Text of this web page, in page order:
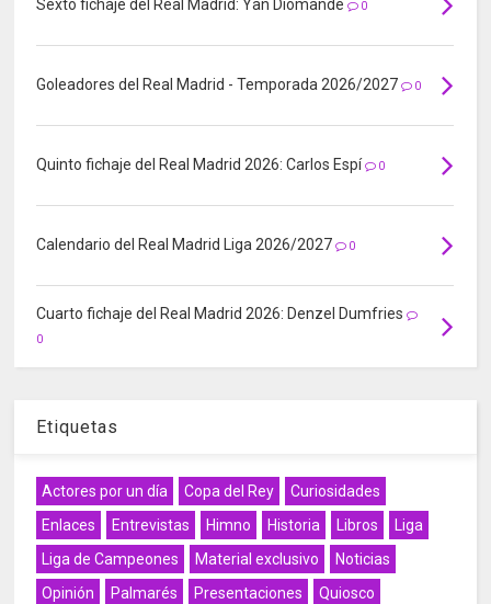
Sexto fichaje del Real Madrid: Yan Diomande 0
Goleadores del Real Madrid - Temporada 2026/2027 0
Quinto fichaje del Real Madrid 2026: Carlos Espí 0
Calendario del Real Madrid Liga 2026/2027 0
Cuarto fichaje del Real Madrid 2026: Denzel Dumfries
0
Etiquetas
Actores por un día Copa del Rey
Curiosidades
Enlaces
Entrevistas Himno Historia Libros
Liga
Liga de Campeones
Material exclusivo
Noticias
Opinión
Palmarés Presentaciones
Quiosco